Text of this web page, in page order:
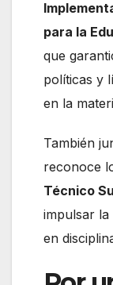
para la
que
políticas y
en la
También
reconoce
Técnico
impulsar
en